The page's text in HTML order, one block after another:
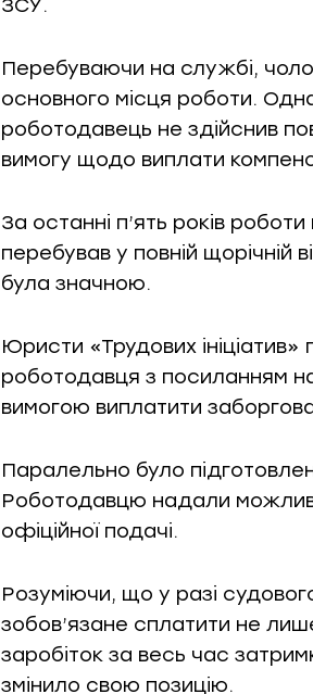
ЗСУ.
Перебуваючи на службі,
основного місця роботи.
роботодавець не здійснив
вимогу щодо виплати
За останні п’ять років
перебував у повній щорічній
була значною.
Юристи «Трудових
роботодавця з посиланням
вимогою виплатити
Паралельно було
Роботодавцю надали
офіційної подачі.
Розуміючи, що у разі
зобов’язане сплатити не
заробіток за весь час
змінило свою позицію.